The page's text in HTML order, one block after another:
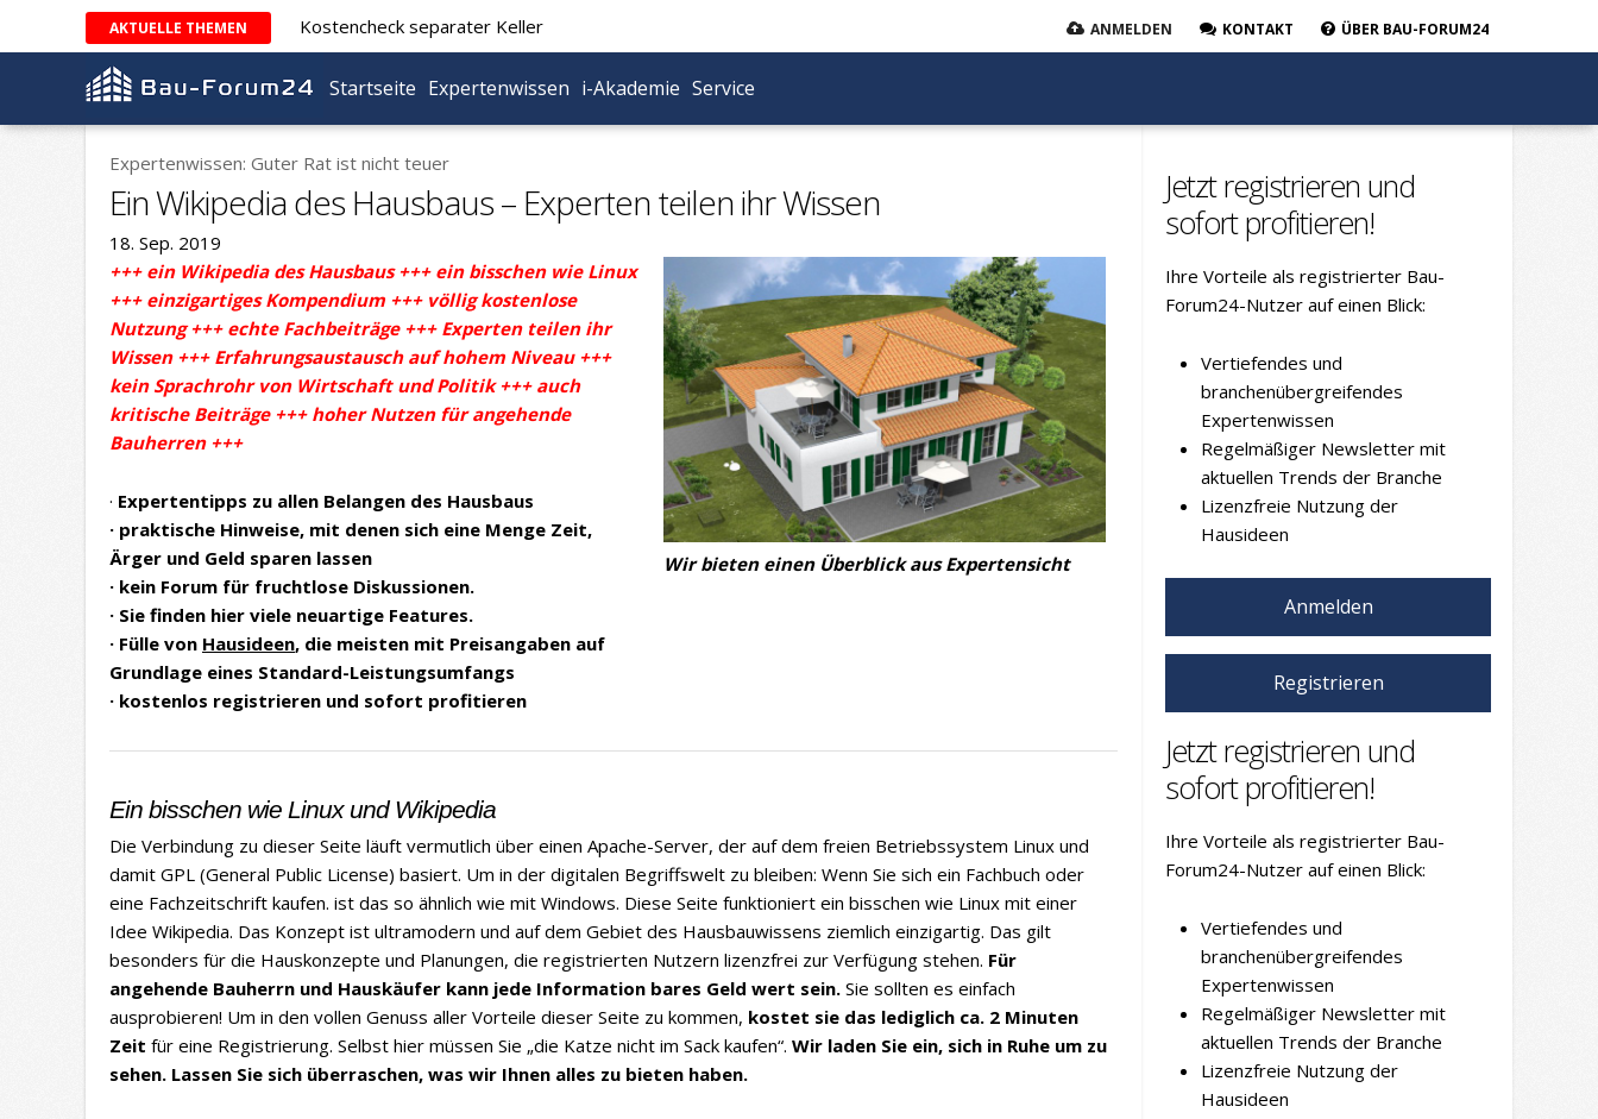
AKTUELLE THEMEN Kostencheck separater Keller ANMELDEN KONTAKT ÜBER BAU-FORUM24
Startseite Expertenwissen i-Akademie Service
Expertenwissen: Guter Rat ist nicht teuer
Ein Wikipedia des Hausbaus – Experten teilen ihr Wissen
18. Sep. 2019
Wir bieten einen Überblick aus Expertensicht
+++ ein Wikipedia des Hausbaus +++ ein bisschen wie Linux
+++ einzigartiges Kompendium +++ völlig kostenlose
Nutzung +++ echte Fachbeiträge +++ Experten teilen ihr
Wissen +++ Erfahrungsaustausch auf hohem Niveau +++
kein Sprachrohr von Wirtschaft und Politik +++ auch
kritische Beiträge +++ hoher Nutzen für angehende
Bauherren +++
· Expertentipps zu allen Belangen des Hausbaus
· praktische Hinweise, mit denen sich eine Menge Zeit,
Ärger und Geld sparen lassen
· kein Forum für fruchtlose Diskussionen.
· Sie finden hier viele neuartige Features.
· Fülle von Hausideen, die meisten mit Preisangaben auf
Grundlage eines Standard-Leistungsumfangs
· kostenlos registrieren und sofort profitieren
Ein bisschen wie Linux und Wikipedia
Die Verbindung zu dieser Seite läuft vermutlich über einen Apache-Server, der auf dem freien Betriebssystem Linux und
damit GPL (General Public License) basiert. Um in der digitalen Begriffswelt zu bleiben: Wenn Sie sich ein Fachbuch oder
eine Fachzeitschrift kaufen. ist das so ähnlich wie mit Windows. Diese Seite funktioniert ein bisschen wie Linux mit einer
Idee Wikipedia. Das Konzept ist ultramodern und auf dem Gebiet des Hausbauwissens ziemlich einzigartig. Das gilt
besonders für die Hauskonzepte und Planungen, die registrierten Nutzern lizenzfrei zur Verfügung stehen. Für
angehende Bauherrn und Hauskäufer kann jede Information bares Geld wert sein. Sie sollten es einfach
ausprobieren! Um in den vollen Genuss aller Vorteile dieser Seite zu kommen, kostet sie das lediglich ca. 2 Minuten
Zeit für eine Registrierung. Selbst hier müssen Sie „die Katze nicht im Sack kaufen“. Wir laden Sie ein, sich in Ruhe um zu
sehen. Lassen Sie sich überraschen, was wir Ihnen alles zu bieten haben.
Jetzt registrieren und
sofort profitieren!
Ihre Vorteile als registrierter Bau-
Forum24-Nutzer auf einen Blick:
Vertiefendes und
branchenübergreifendes
Expertenwissen
Regelmäßiger Newsletter mit
aktuellen Trends der Branche
Lizenzfreie Nutzung der
Hausideen
Anmelden
Registrieren
Jetzt registrieren und
sofort profitieren!
Ihre Vorteile als registrierter Bau-
Forum24-Nutzer auf einen Blick:
Vertiefendes und
branchenübergreifendes
Expertenwissen
Regelmäßiger Newsletter mit
aktuellen Trends der Branche
Lizenzfreie Nutzung der
Hausideen